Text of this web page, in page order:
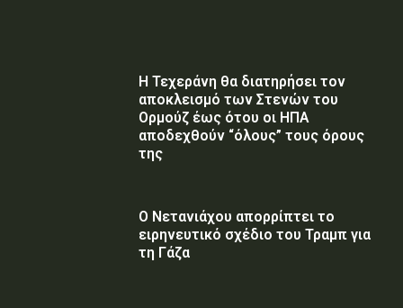
Η Τεχεράνη θα διατηρήσει τον
αποκλεισμό των Στενών του
Ορμούζ έως ότου οι ΗΠΑ
αποδεχθούν “όλους” τους όρους
της
Ο Νετανιάχου απορρίπτει το
ειρηνευτικό σχέδιο του Τραμπ για
τη Γάζα